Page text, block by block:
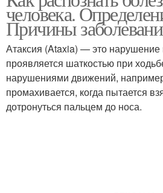
человека.
Причины
Атаксия (Ataxia) — это нарушение
проявляется шаткостью при
нарушениями движений,
промахивается, когда пытается
дотронуться пальцем до носа.